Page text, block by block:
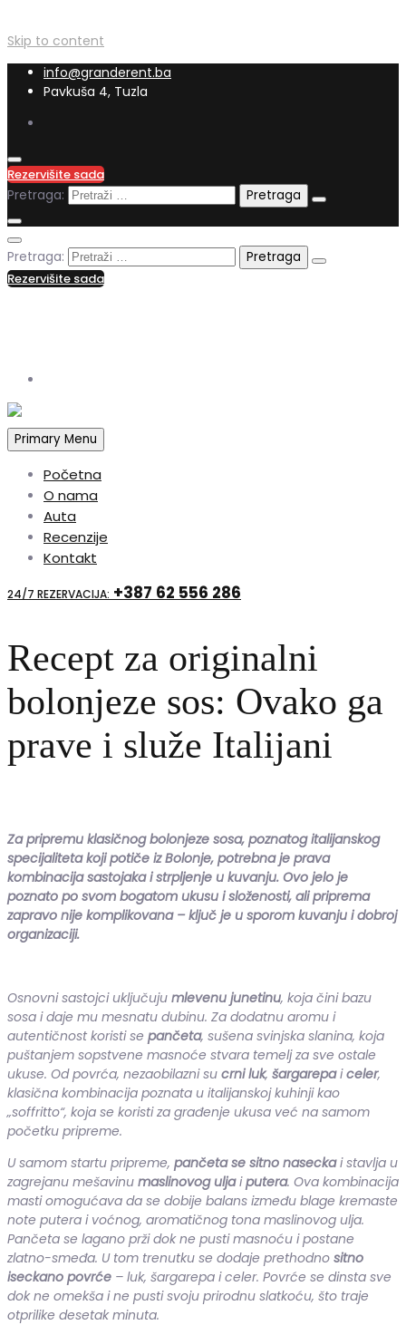
Skip to content
info@granderent.ba
Pavkuša 4, Tuzla
Rezervišite sada
Pretraga:
Pretraga:
Rezervišite sada
Primary Menu
Početna
O nama
Auta
Recenzije
Kontakt
24/7 REZERVACIJA: +387 62 556 286
Recept za originalni
bolonjeze sos: Ovako ga
prave i služe Italijani
Za pripremu klasičnog bolonjeze sosa, poznatog italijanskog
specijaliteta koji potiče iz Bolonje, potrebna je prava
kombinacija sastojaka i strpljenje u kuvanju. Ovo jelo je
poznato po svom bogatom ukusu i složenosti, ali priprema
zapravo nije komplikovana – ključ je u sporom kuvanju i dobroj
organizaciji.
Osnovni sastojci uključuju mlevenu junetinu, koja čini bazu
sosa i daje mu mesnatu dubinu. Za dodatnu aromu i
autentičnost koristi se pančeta, sušena svinjska slanina, koja
puštanjem sopstvene masnoće stvara temelj za sve ostale
ukuse. Od povrća, nezaobilazni su crni luk, šargarepaiceler,
klasična kombinacija poznata u italijanskoj kuhinji kao
„soffritto“, koja se koristi za građenje ukusa već na samom
početku pripreme.
U samom startu pripreme, pančeta se sitno naseckai stavlja u
zagrejanu mešavinu maslinovog uljaiputera. Ova kombinacija
masti omogućava da se dobije balans između blage kremaste
note putera i voćnog, aromatičnog tona maslinovog ulja.
Pančeta se lagano prži dok ne pusti masnoću i postane
zlatno-smeđa. U tom trenutku se dodaje prethodno sitno
iseckano povrće – luk, šargarepa i celer. Povrće se dinsta sve
dok ne omekša i ne pusti svoju prirodnu slatkoću, što traje
otprilike desetak minuta.